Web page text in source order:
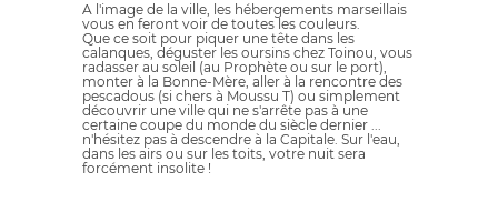
A l'image de la ville, les hébergements marseillais
vous en feront voir de toutes les couleurs.
Que ce soit pour piquer une tête dans les
calanques, déguster les oursins chez Toinou, vous
radasser au soleil (au Prophète ou sur le port),
monter à la Bonne-Mère, aller à la rencontre des
pescadous (si chers à Moussu T) ou simplement
découvrir une ville qui ne s'arrête pas à une
certaine coupe du monde du siècle dernier ...
n'hésitez pas à descendre à la Capitale. Sur l'eau,
dans les airs ou sur les toits, votre nuit sera
forcément insolite !